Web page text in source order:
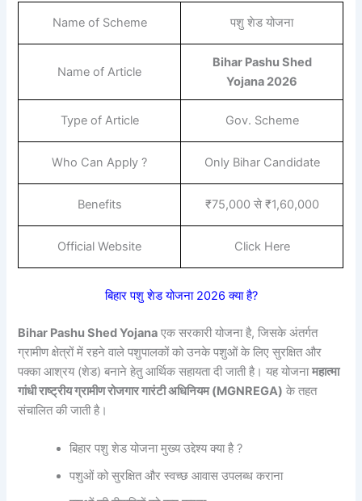
Name of Scheme पशु शेड योजना
Name of Article
Bihar Pashu Shed
Yojana 2026
Type of Article Gov. Scheme
Who Can Apply ? Only Bihar Candidate
Benefits ₹75,000 से ₹1,60,000
Official Website Click Here
बिहार पशु शेड योजना 2026 क्या है?
Bihar Pashu Shed Yojana एक सरकारी योजना है, जिसके अंतर्गत
ग्रामीण क्षेत्रों में रहने वाले पशुपालकों को उनके पशुओं के लिए सुरक्षित और
पक्का आश्रय (शेड) बनाने हेतु आर्थिक सहायता दी जाती है। यह योजनामहात्मा
गांधी राष्ट्रीय ग्रामीण रोजगार गारंटी अधिनियम (MGNREGA) के तहत
संचालित की जाती है।
बिहार पशु शेड योजना मुख्य उद्देश्य क्या है ?
पशुओं को सुरक्षित और स्वच्छ आवास उपलब्ध कराना